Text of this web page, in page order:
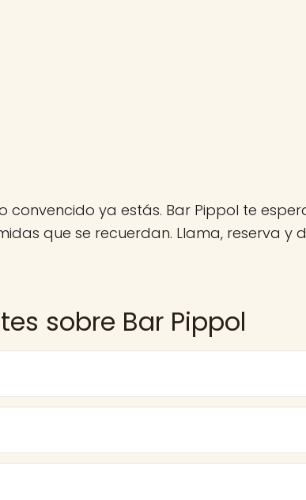
convencido ya estás. Bar Pippol te
que se recuerdan. Llama, reserva y
sobre Bar Pippol